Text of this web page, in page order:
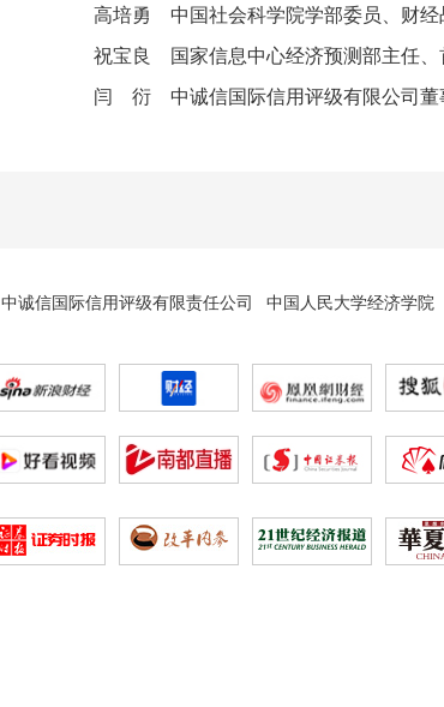
高培勇 中国社会科学院学部委员、财经战
祝宝良 国家信息中心经济预测部主任、
闫 衍 中诚信国际信用评级有限公司董事
中诚信国际信用评级有限责任公司 中国人民大学经济学院